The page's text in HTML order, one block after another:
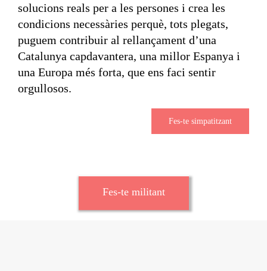
solucions reals per a les persones i crea les
condicions necessàries perquè, tots plegats,
puguem contribuir al rellançament d’una
Catalunya capdavantera, una millor Espanya i
una Europa més forta, que ens faci sentir
orgullosos.
Fes-te simpatitzant
Fes-te militant